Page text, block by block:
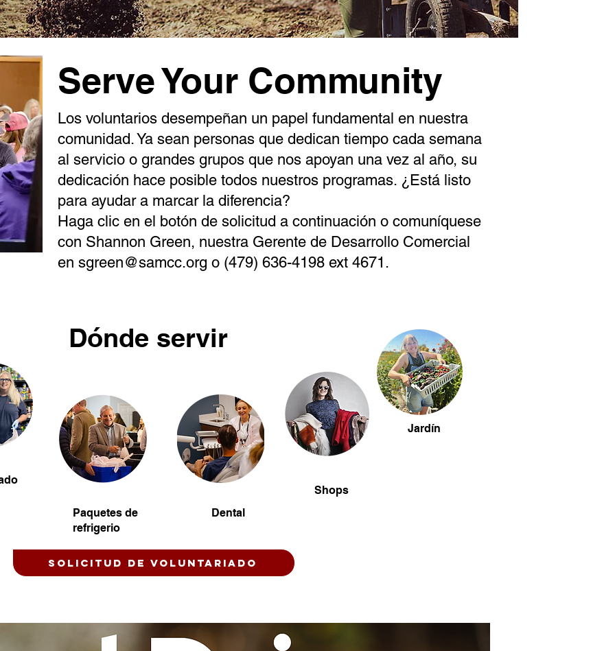
Serve Your Community
Los voluntarios desempeñan un papel fundamental en nuestra
comunidad. Ya sean personas que dedican tiempo cada semana
al servicio o grandes grupos que nos apoyan una vez al año, su
dedicación hace posible todos nuestros programas. ¿Está listo
para ayudar a marcar la diferencia?
Haga clic en el botón de solicitud a continuación o comuníquese
con Shannon Green, nuestra Gerente de Desarrollo Comercial
en sgreen@samcc.org o (479) 636-4198 ext 4671.
Dónde servir
Paquetes de
refrigerio
Shops
Dental
Jardín
Solicitud de voluntariado